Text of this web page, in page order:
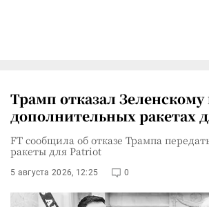
Трамп отказал Зеленскому
дополнительных ракетах
FT сообщила об отказе Трампа
ракеты для Patriot
5 августа 2026, 12:25 0